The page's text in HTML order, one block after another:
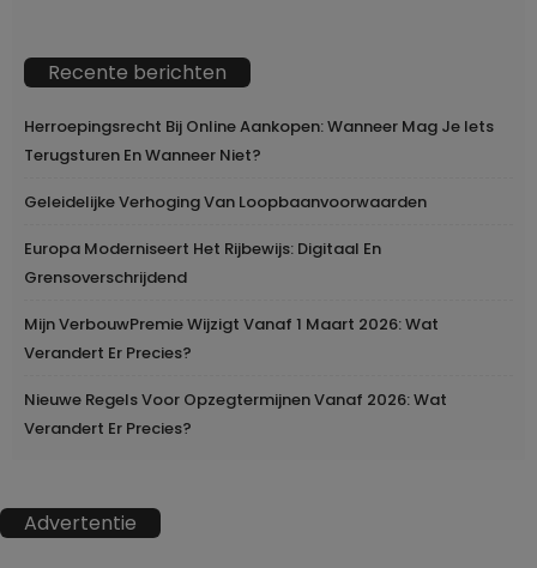
Recente berichten
Herroepingsrecht Bij Online Aankopen: Wanneer Mag Je Iets
Terugsturen En Wanneer Niet?
Geleidelijke Verhoging Van Loopbaanvoorwaarden
Europa Moderniseert Het Rijbewijs: Digitaal En
Grensoverschrijdend
Mijn VerbouwPremie Wijzigt Vanaf 1 Maart 2026: Wat
Verandert Er Precies?
Nieuwe Regels Voor Opzegtermijnen Vanaf 2026: Wat
Verandert Er Precies?
Advertentie